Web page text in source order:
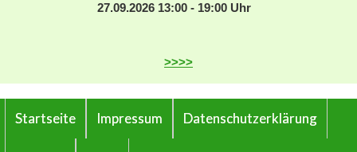
27.09.2026 13:00 - 19:00 Uhr
>>>>
Startseite Impressum Datenschutzerklärung